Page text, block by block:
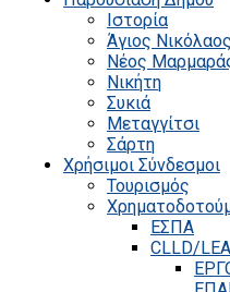
Ιστορία
Άγιος Νικόλαος
Νέος
Νικήτη
Συκιά
Μεταγγίτσι
Σάρτη
Χρήσιμοι Σύνδεσμοι
Τουρισμός
ΕΣΠΑ
CLLD/